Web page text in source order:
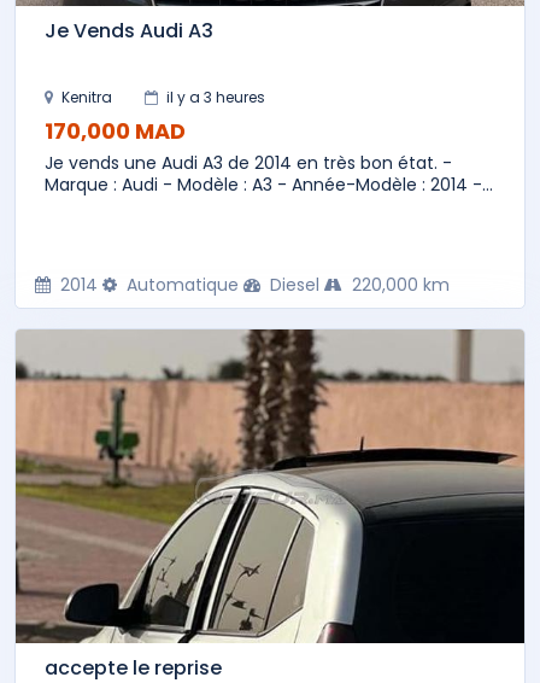
Je Vends Audi A3
Kenitra il y a 3 heures
170,000 MAD
Je vends une Audi A3 de 2014 en très bon état. -
Marque : Audi - Modèle : A3 - Année-Modèle : 2014 -...
2014 Automatique Diesel 220,000 km
accepte le reprise